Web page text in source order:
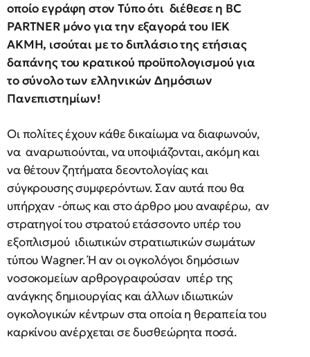
οποίο εγράφη στον Τύπο ότι διέθεσε η ΒC
PARTNER μόνο για την εξαγορά του ΙΕΚ
ΑΚΜΗ, ισούται με το διπλάσιο της ετήσιας
δαπάνης του κρατικού προϋπολογισμού για
το σύνολο των ελληνικών Δημόσιων
Πανεπιστημίων!
Οι πολίτες έχουν κάθε δικαίωμα να διαφωνούν,
να αναρωτιούνται, να υποψιάζονται, ακόμη και
να θέτουν ζητήματα δεοντολογίας και
σύγκρουσης συμφερόντων. Σαν αυτά που θα
υπήρχαν -όπως και στο άρθρο μου αναφέρω, αν
στρατηγοί του στρατού ετάσσοντο υπέρ του
εξοπλισμού ιδιωτικών στρατιωτικών σωμάτων
τύπου Wagner. Ή αν οι ογκολόγοι δημόσιων
νοσοκομείων αρθρογραφούσαν υπέρ της
ανάγκης δημιουργίας και άλλων ιδιωτικών
ογκολογικών κέντρων στα οποία η θεραπεία του
καρκίνου ανέρχεται σε δυσθεώρητα ποσά.